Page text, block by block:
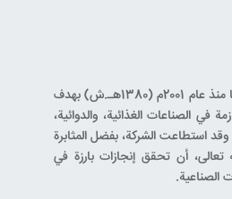
بدأت شركة عينيان ماشين نشاطها منذ عام 2001م (1380هـ.ش) بهدف
في الصناعات الغذائية، والدوائية،
وقد استطاعت الشركة، بفضل المثابرة
تعالى، أن تحقق إنجازات بارزة في
الصناعية.